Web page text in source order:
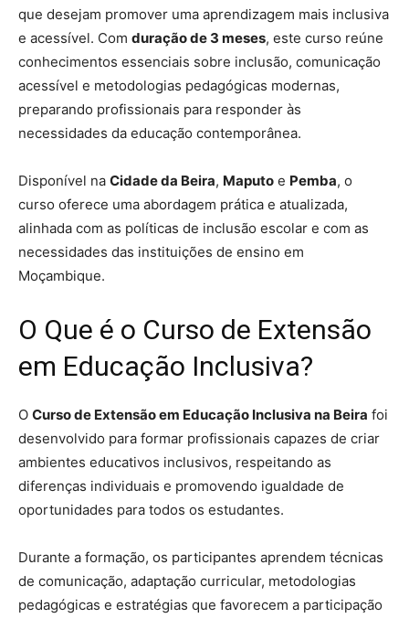
que desejam promover uma aprendizagem mais inclusiva
e acessível. Com duração de 3 meses, este curso reúne
conhecimentos essenciais sobre inclusão, comunicação
acessível e metodologias pedagógicas modernas,
preparando profissionais para responder às
necessidades da educação contemporânea.
Disponível na Cidade da Beira, Maputo e Pemba, o
curso oferece uma abordagem prática e atualizada,
alinhada com as políticas de inclusão escolar e com as
necessidades das instituições de ensino em
Moçambique.
O Que é o Curso de Extensão
em Educação Inclusiva?
O Curso de Extensão em Educação Inclusiva na Beira foi
desenvolvido para formar profissionais capazes de criar
ambientes educativos inclusivos, respeitando as
diferenças individuais e promovendo igualdade de
oportunidades para todos os estudantes.
Durante a formação, os participantes aprendem técnicas
de comunicação, adaptação curricular, metodologias
pedagógicas e estratégias que favorecem a participação